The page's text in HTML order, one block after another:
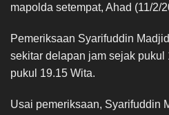
mapolda setempat, Ahad (11/2/
Pemeriksaan Syarifuddin
sekitar delapan jam sejak pukul
pukul 19.15 Wita.
Usai pemeriksaan, Syarifuddin